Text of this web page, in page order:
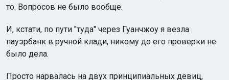
то. Вопросов не было вообще.
И, кстати, по пути "туда" через Гуанчжоу я везла
пауэрбанк в ручной клади, никому до его проверки не
было дела.
Просто нарвалась на двух принципиальных девиц,